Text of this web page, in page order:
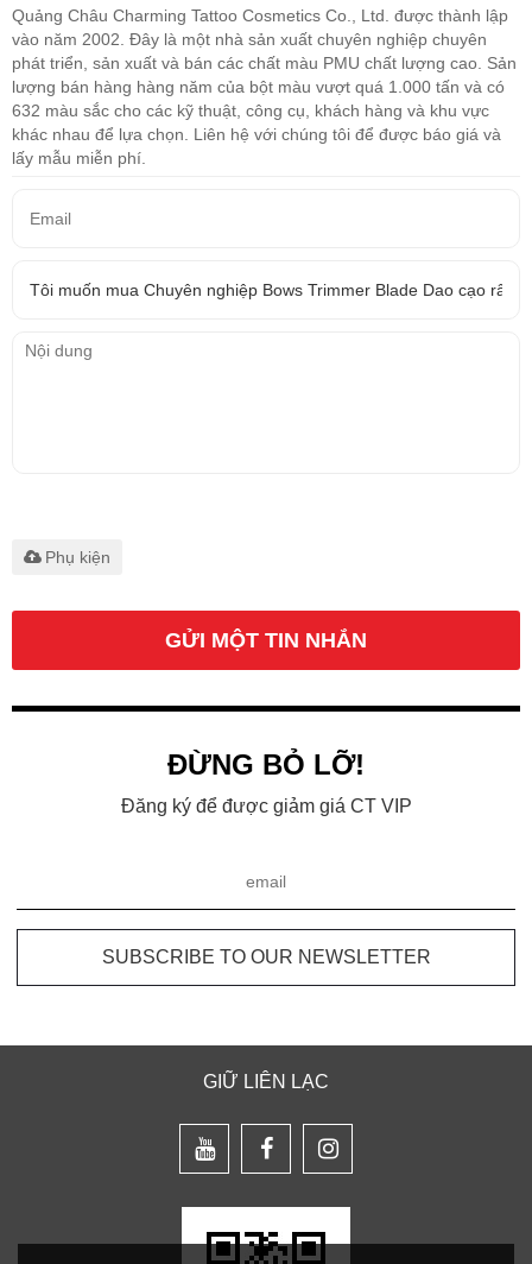
Quảng Châu Charming Tattoo Cosmetics Co., Ltd. được thành lập
vào năm 2002. Đây là một nhà sản xuất chuyên nghiệp chuyên
phát triển, sản xuất và bán các chất màu PMU chất lượng cao. Sản
lượng bán hàng hàng năm của bột màu vượt quá 1.000 tấn và có
632 màu sắc cho các kỹ thuật, công cụ, khách hàng và khu vực
khác nhau để lựa chọn. Liên hệ với chúng tôi để được báo giá và
lấy mẫu miễn phí.
Phụ kiện
GỬI MỘT TIN NHẮN
ĐỪNG BỎ LỠ!
Đăng ký để được giảm giá CT VIP
GIỮ LIÊN LẠC